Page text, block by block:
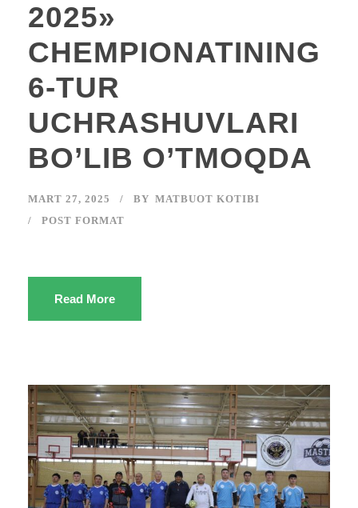
2025»
CHEMPIONATINING
6-TUR
UCHRASHUVLARI
BO’LIB O’TMOQDA
MART 27, 2025 BY MATBUOT KOTIBI
POST FORMAT
Read More